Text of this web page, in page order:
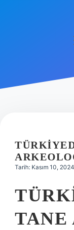
Hakkımızda
Tarih: Kasım 10, 2024
TANE